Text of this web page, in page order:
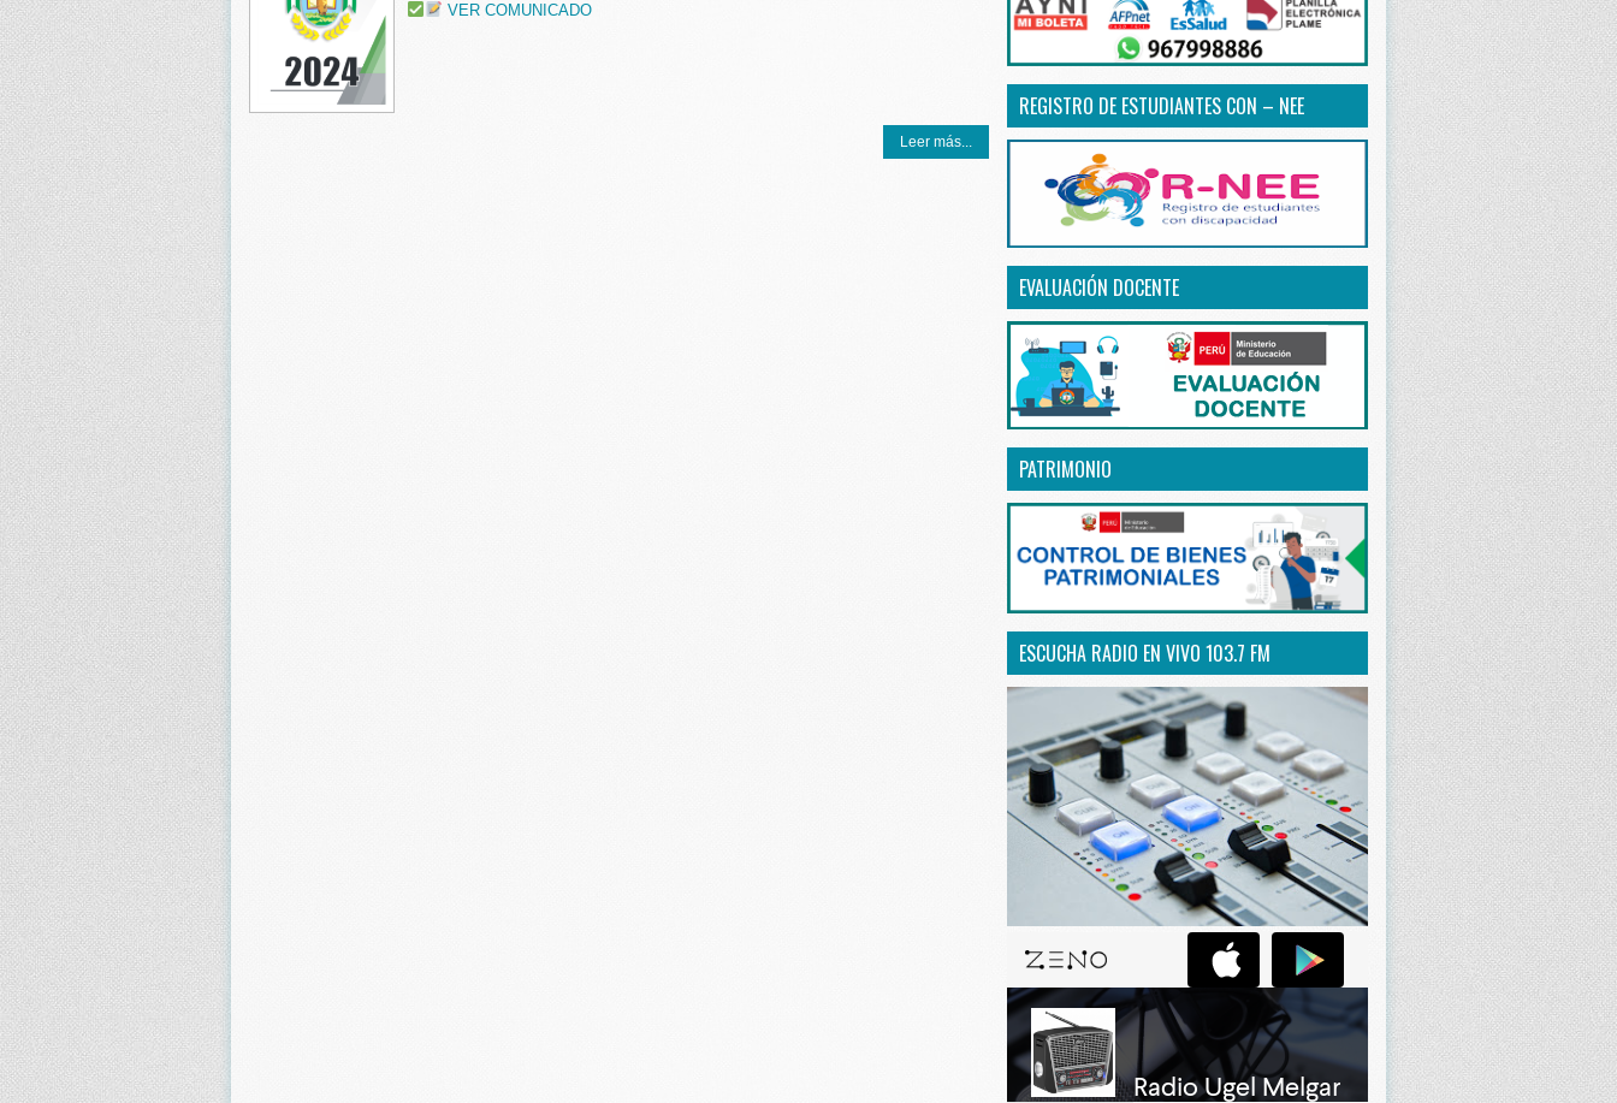
VER COMUNICADO
Leer más...
REGISTRO DE ESTUDIANTES CON – NEE
EVALUACIÓN DOCENTE
PATRIMONIO
ESCUCHA RADIO EN VIVO 103.7 FM